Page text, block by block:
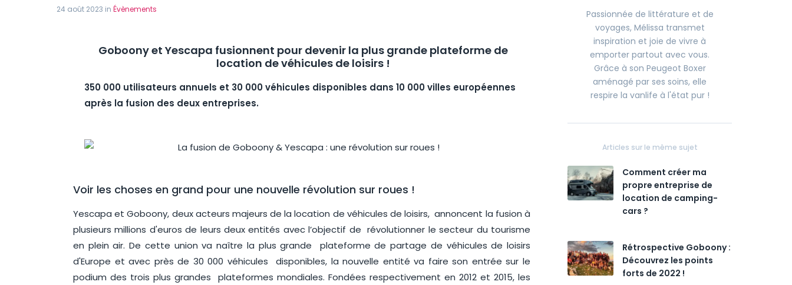
24 août 2023 in Évènements
Goboony et Yescapa fusionnent pour devenir la plus grande plateforme de
location de véhicules de loisirs !
350 000 utilisateurs annuels et 30 000 véhicules disponibles dans 10 000 villes européennes
après la fusion des deux entreprises.
Voir les choses en grand pour une nouvelle révolution sur roues !
Yescapa et Goboony, deux acteurs majeurs de la location de véhicules de loisirs, annoncent la fusion à
plusieurs millions d'euros de leurs deux entités avec l’objectif de révolutionner le secteur du tourisme
en plein air. De cette union va naître la plus grande plateforme de partage de véhicules de loisirs
d'Europe et avec près de 30 000 véhicules disponibles, la nouvelle entité va faire son entrée sur le
podium des trois plus grandes plateformes mondiales. Fondées respectivement en 2012 et 2015, les
Passionnée de littérature et de
voyages, Mélissa transmet
inspiration et joie de vivre à
emporter partout avec vous.
Grâce à son Peugeot Boxer
aménagé par ses soins, elle
respire la vanlife à l'état pur !
Articles sur le même sujet
Comment créer ma
propre entreprise de
location de camping-
cars ?
Rétrospective Goboony :
Découvrez les points
forts de 2022 !